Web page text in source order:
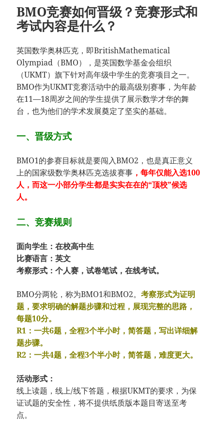
BMO竞赛如何晋级？竞赛形式和
考试内容是什么？
英国数学奥林匹克，即BritishMathematical
Olympiad（BMO），是英国数学基金会组织
（UKMT）旗下针对高年级中学生的竞赛项目之一。
BMO作为UKMT竞赛活动中的最高级别赛事，为年龄
在11—18周岁之间的学生提供了展示数学才华的舞
台，也为他们的学术发展奠定了坚实的基础。
一、晋级方式
BMO1的参赛目标就是要闯入BMO2，也是真正意义
上的国家级数学奥林匹克选拔赛事 ，每年仅能入选100
人，而这一小部分学生都是实实在在的“顶校”候选
人。
二、竞赛规则
面向学生：在校高中生
比赛语言：英文
考察形式：个人赛，试卷笔试，在线考试。
BMO分两轮，称为BMO1和BMO2。考察形式为证明
题，要求明确的解题步骤和过程，展现完整的思路，
每题10分。
R1：一共6题，全程3个半小时，简答题，写出详细解
题步骤。
R2：一共4题，全程3个半小时，简答题，难度更大。
活动形式：
线上读题，线上/线下答题，根据UKMT的要求，为保
证试题的安全性，将不提供纸质版本题目寄送至考
点。